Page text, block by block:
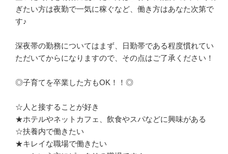
ぎたい方は夜勤で一気に稼ぐなど、働き方はあなた次第で
す♪
深夜帯の勤務についてはまず、日勤帯である程度慣れてい
ただいてからになりますので、その点はご了承ください！
◎子育てを卒業した方もOK！！◎
☆人と接することが好き
★ホテルやネットカフェ、飲食やスパなどに興味がある
☆扶養内で働きたい
★キレイな職場で働きたい